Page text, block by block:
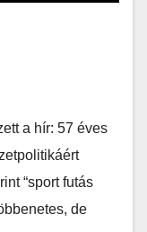
a hír: 57 éves
“sport futás
de